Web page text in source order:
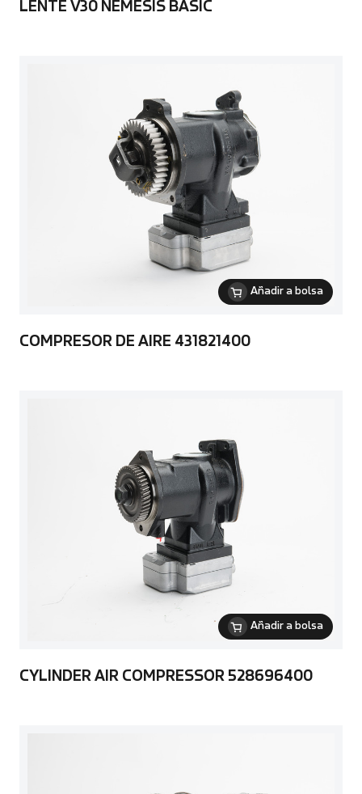
LENTE V30 NEMESIS BASIC
Añadir a bolsa
COMPRESOR DE AIRE 431821400
Añadir a bolsa
CYLINDER AIR COMPRESSOR 528696400